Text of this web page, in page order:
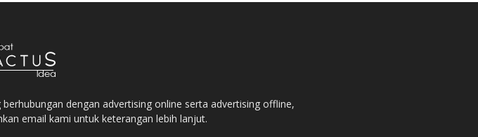
dengan advertising online serta advertising offline,
email kami untuk keterangan lebih lanjut.